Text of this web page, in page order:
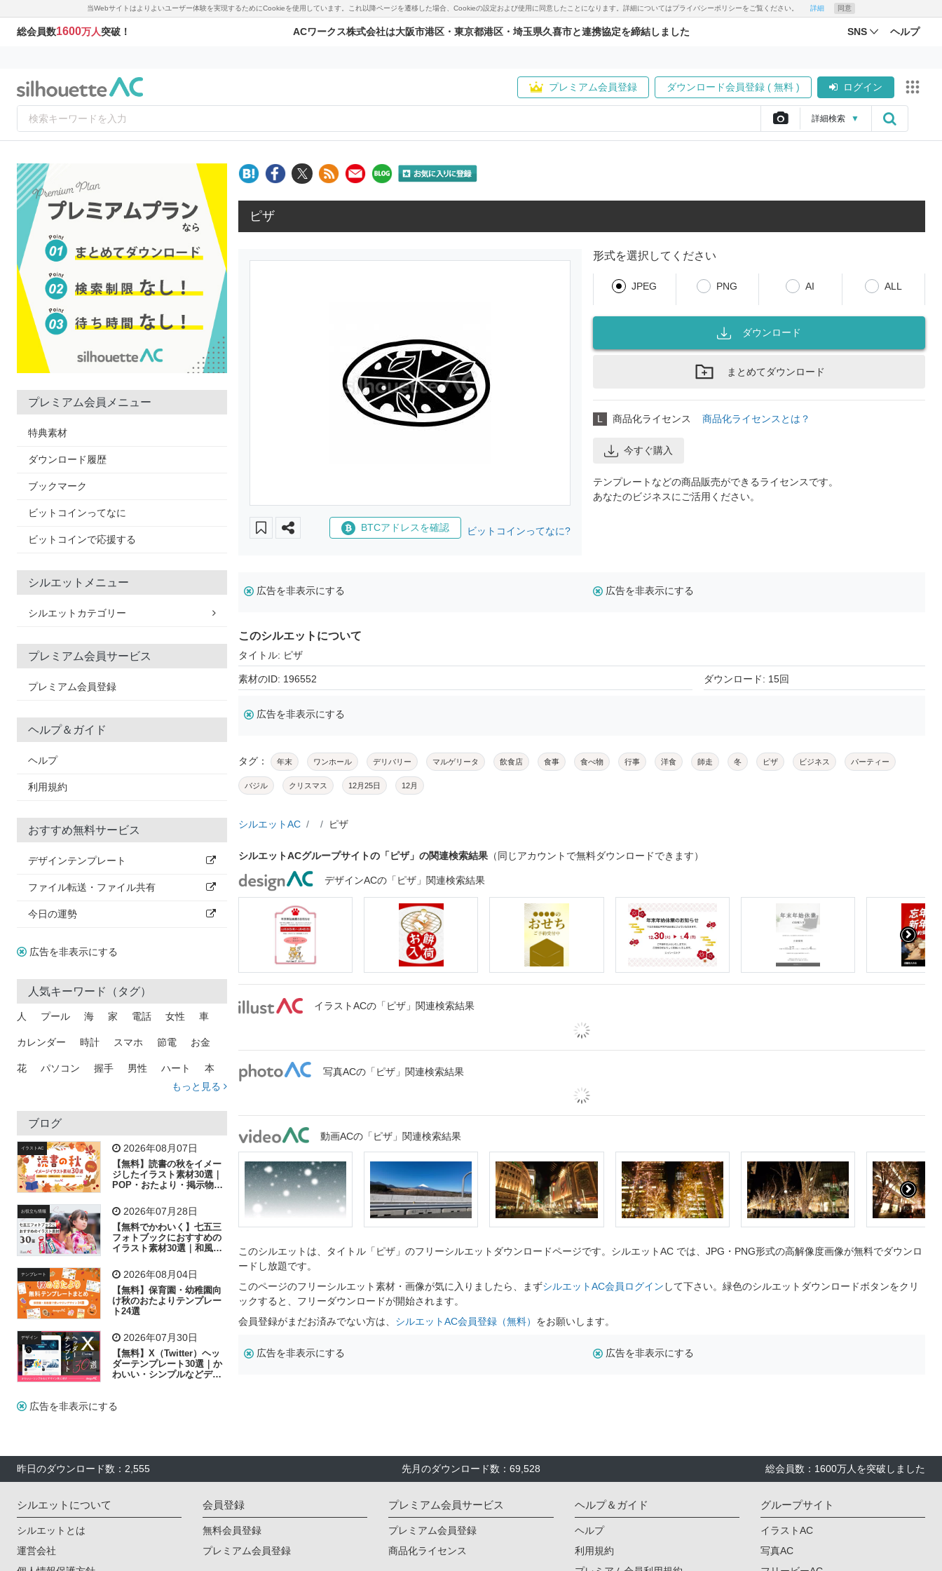
当Webサイトはよりよいユーザー体験を実現するためにCookieを使用しています。これ以降ページを遷移した場合、Cookieの設定および使用に同意したことになります。詳細についてはプライバシーポリシーをご覧ください。 詳細 同意
総会員数1600万人突破！ ACワークス株式会社は大阪市港区・東京都港区・埼玉県久喜市と連携協定を締結しました SNS ヘルプ
プレミアム会員登録 ダウンロード会員登録 ( 無料 ) ログイン
詳細検索 ▼
プレミアム会員メニュー
特典素材
ダウンロード履歴
ブックマーク
ビットコインってなに
ビットコインで応援する
シルエットメニュー
シルエットカテゴリー
プレミアム会員サービス
プレミアム会員登録
ヘルプ＆ガイド
ヘルプ
利用規約
おすすめ無料サービス
デザインテンプレート
ファイル転送・ファイル共有
今日の運勢
広告を非表示にする
人気キーワード（タグ）
人 プール 海 家 電話 女性 車
カレンダー 時計 スマホ 節電 お金
花 パソコン 握手 男性 ハート 本
トラック 木
吹き出し
飛行機 グラフ ビル 魚 家族 書類
歩く 工場 会社 太陽 キラキラ
子供 作業員 葉 相談 ピクトグラム
もっと見る
ブログ
イラストAC 2026年08月07日
【無料】読書の秋をイメー
ジしたイラスト素材30選｜
POP・おたより・掲示物に
お役立ち情報 2026年07月28日
【無料でかわいく】七五三
フォトブックにおすすめの
イラスト素材30選｜和風の
テンプレート 2026年08月04日
【無料】保育園・幼稚園向
け秋のおたよりテンプレー
ト24選
デザイン 2026年07月30日
【無料】X（Twitter）ヘッ
ダーテンプレート30選｜か
わいい・シンプルなどデザ
広告を非表示にする
ピザ
BTCアドレスを確認 ビットコインってなに?
形式を選択してください
JPEG PNG AI ALL
ダウンロード
まとめてダウンロード
L 商品化ライセンス 商品化ライセンスとは？
今すぐ購入
テンプレートなどの商品販売ができるライセンスです。
あなたのビジネスにご活用ください。
広告を非表示にする 広告を非表示にする
このシルエットについて
タイトル: ピザ
素材のID: 196552 ダウンロード: 15回
広告を非表示にする
タグ： 年末 ワンホール デリバリー マルゲリータ 飲食店 食事 食べ物 行事 洋食 師走 冬 ピザ ビジネス パーティー
バジル クリスマス 12月25日 12月
シルエットAC ピザ
シルエットACグループサイトの「ピザ」の関連検索結果 （同じアカウントで無料ダウンロードできます）
デザインACの「ピザ」関連検索結果
イラストACの「ピザ」関連検索結果
写真ACの「ピザ」関連検索結果
動画ACの「ピザ」関連検索結果
このシルエットは、タイトル「ピザ」のフリーシルエットダウンロードページです。シルエットAC では、JPG・PNG形式の高解像度画像が無料でダウンロ
ードし放題です。
このページのフリーシルエット素材・画像が気に入りましたら、まずシルエットAC会員ログイン して下さい。緑色のシルエットダウンロードボタンをクリ
ックすると、フリーダウンロードが開始されます。
会員登録がまだお済みでない方は、 シルエットAC会員登録（無料） をお願いします。
広告を非表示にする 広告を非表示にする
昨日のダウンロード数：2,555 先月のダウンロード数：69,528 総会員数：1600万人を突破しました
シルエットについて
シルエットとは
運営会社
会員登録
無料会員登録
プレミアム会員登録
プレミアム会員サービス
プレミアム会員登録
商品化ライセンス
ヘルプ＆ガイド
ヘルプ
利用規約
グループサイト
イラストAC
写真AC